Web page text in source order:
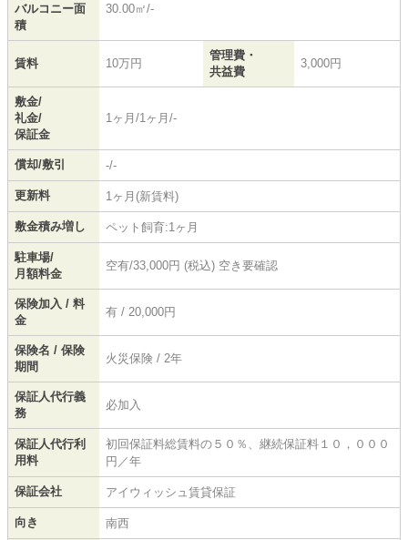
バルコニー面
積
30.00㎡/-
賃料 10万円
管理費・
共益費
3,000円
敷金/
礼金/
保証金
1ヶ月/1ヶ月/-
償却/敷引 -/-
更新料 1ヶ月(新賃料)
敷金積み増し ペット飼育:1ヶ月
駐車場/
月額料金
空有/33,000円 (税込) 空き要確認
保険加入 / 料
金
有 / 20,000円
保険名 / 保険
期間
火災保険 / 2年
保証人代行義
務
必加入
保証人代行利
用料
初回保証料総賃料の５０％、継続保証料１０，０００
円／年
保証会社 アイウィッシュ賃貸保証
向き 南西